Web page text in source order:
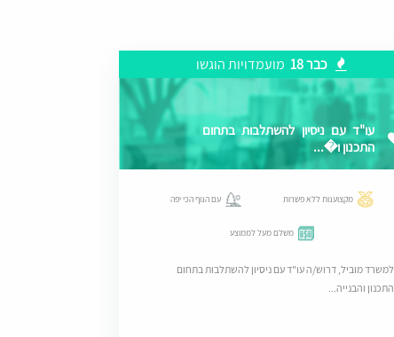
כבר 18 מועמדויות הוגשו
עו"ד עם ניסיון להשתלבות בתחום
התכנון ו�...
מקצוענות ללא פשרות עם הנוף הכי יפה
משלם מעל לממוצע
למשרד מוביל, דרוש/ה עו"ד עם ניסיון להשתלבות בתחום
התכנון והבנייה...